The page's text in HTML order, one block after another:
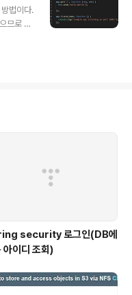
설치한
법이다.
므로 주
.) 2019/
생성.
security 로그인(DB에
아이디 조회)